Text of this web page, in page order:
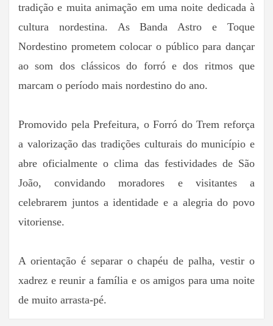
tradição e muita animação em uma noite dedicada à
cultura nordestina. As Banda Astro e Toque
Nordestino prometem colocar o público para dançar
ao som dos clássicos do forró e dos ritmos que
marcam o período mais nordestino do ano.
Promovido pela Prefeitura, o Forró do Trem reforça
a valorização das tradições culturais do município e
abre oficialmente o clima das festividades de São
João, convidando moradores e visitantes a
celebrarem juntos a identidade e a alegria do povo
vitoriense.
A orientação é separar o chapéu de palha, vestir o
xadrez e reunir a família e os amigos para uma noite
de muito arrasta-pé.